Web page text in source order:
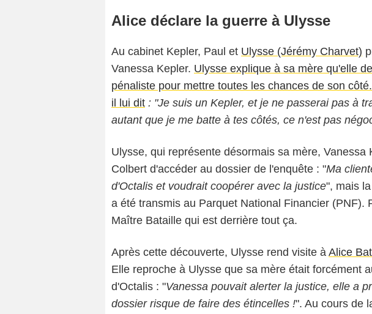
Alice déclare la guerre à Ulysse
Au cabinet Kepler, Paul et Ulysse (Jérémy Charvet)
Vanessa Kepler. Ulysse explique à sa mère qu'elle
pénaliste pour mettre toutes les chances de son
il lui dit : "Je suis un Kepler, et je ne passerai pas à
autant que je me batte à tes côtés, ce n'est pas
Ulysse, qui représente désormais sa mère, Vanessa
Colbert d'accéder au dossier de l'enquête : "Ma
d'Octalis et voudrait coopérer avec la justice", mais
a été transmis au Parquet National Financier (PNF).
Maître Bataille qui est derrière tout ça.
Après cette découverte, Ulysse rend visite à Alice
Elle reproche à Ulysse que sa mère était forcément
d'Octalis : "Vanessa pouvait alerter la justice, elle a
dossier risque de faire des étincelles !". Au cours de